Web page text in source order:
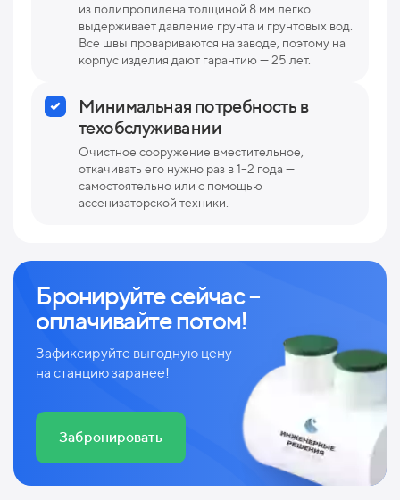
из полипропилена толщиной 8 мм легко
выдерживает давление грунта и грунтовых вод.
Все швы провариваются на заводе, поэтому на
корпус изделия дают гарантию — 25 лет.
Минимальная потребность в
техобслуживании
Очистное сооружение вместительное,
откачивать его нужно раз в 1–2 года —
самостоятельно или с помощью
ассенизаторской техники.
Бронируйте сейчас –
оплачивайте потом!
Зафиксируйте выгодную цену
на станцию заранее!
Забронировать